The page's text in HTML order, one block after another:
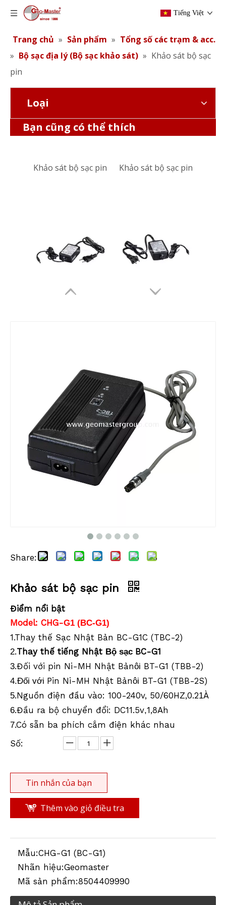
Tiếng Việt
Trang chủ » Sản phẩm » Tổng số các trạm & acc.
» Bộ sạc địa lý (Bộ sạc khảo sát) » Khảo sát bộ sạc
pin
Loại
Bạn cũng có thể thích
Khảo sát bộ sạc pin Khảo sát bộ sạc pin
Bộ sạc kép Khảo sát bộ sạc pin
Khảo sát bộ sạc pin Khảo sát bộ sạc pin
Khảo sát bộ sạc pin Khảo sát bộ sạc pin
Khảo sát bộ sạc pin
Share:
Khảo sát bộ sạc pin
Điểm nổi bật
Model: CHG-G1 (BC-G1)
1.Thay thế Sạc Nhật Bản BC-G1C (TBC-2)
2.Thay thế tiếng Nhật Bộ sạc BC-G1
3.Đối với pin Ni-MH Nhật Bảnôi BT-G1 (TBB-2)
4.Đối với Pin Ni-MH Nhật Bảnôi BT-G1 (TBB-2S)
5.Nguồn điện đầu vào: 100-240v, 50/60HZ,0.21À
6.Đầu ra bộ chuyển đổi: DC11.5v,1,8Ah
7.Có sẵn ba phích cắm điện khác nhau
Số:
Tin nhắn của bạn
Thêm vào giỏ điều tra
Mẫu:CHG-G1 (BC-G1)
Nhãn hiệu:Geomaster
Mã sản phẩm:8504409990